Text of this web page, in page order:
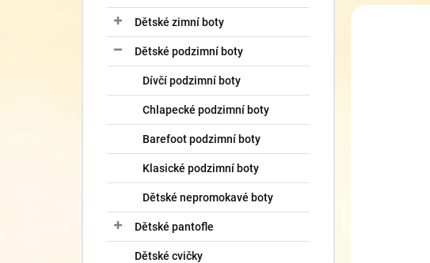
Dětské zimní boty
Dětské podzimní boty
Dívčí podzimní boty
Chlapecké podzimní boty
Barefoot podzimní boty
Klasické podzimní boty
Dětské nepromokavé boty
Dětské pantofle
Dětské cvičky